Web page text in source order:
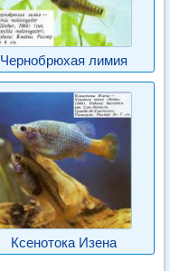
Чернобрюхая лимия
Ксенотока Изена